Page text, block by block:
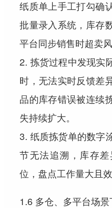
纸质单上手工打勾确
批量录入系统，库存
平台同步销售时超卖风
2. 拣货过程中发现实
时，无法实时反馈差
品的库存错误被连续
失持续扩大。
3. 纸质拣货单的数字
节无法追溯，库存
位，盘点工作量大且效
1.6 多仓、多平台场